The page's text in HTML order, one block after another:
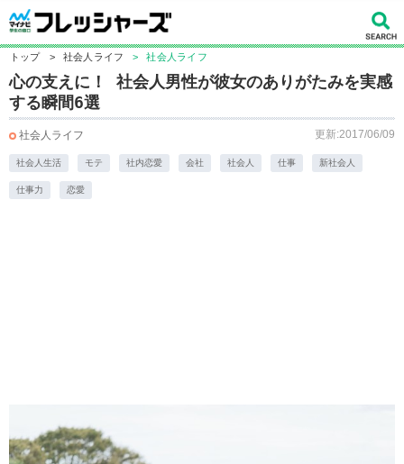
トップ > 社会人ライフ > 社会人ライフ
心の支えに！ 社会人男性が彼女のありがたみを実感
する瞬間6選
社会人ライフ 更新:2017/06/09
社会人生活 モテ 社内恋愛 会社 社会人 仕事 新社会人
仕事力 恋愛